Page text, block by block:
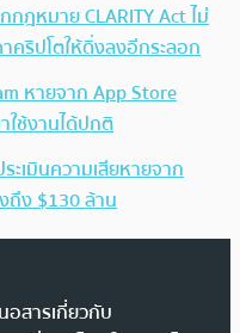
ฎหมาย CLARITY Act ไม่
ริปโตให้ดิ่งลงอีกระลอก
หายจาก App Store
ช้งานได้ปกติ
ะเมินความเสียหายจาก
ถึง $130 ล้าน
อสารเกี่ยวกับ